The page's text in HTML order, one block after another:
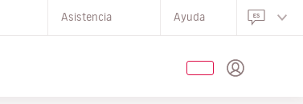
Asistencia Ayuda